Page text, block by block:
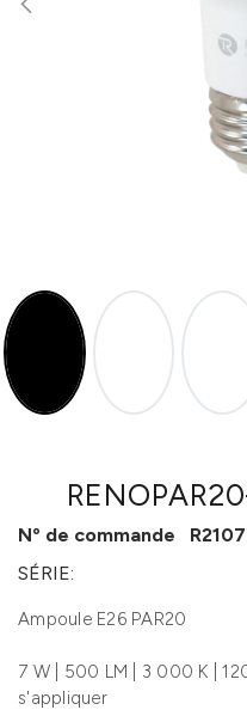
Nº de commande
SÉRIE:
Ampoule E26 PAR20
7 W | 500 LM | 3 000 K |
s'appliquer